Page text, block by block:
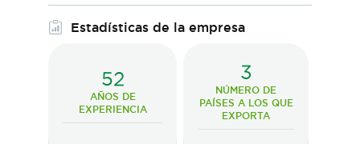
Estadísticas de la empresa
52
AÑOS DE
EXPERIENCIA
3
NÚMERO DE
PAÍSES A LOS QUE
EXPORTA